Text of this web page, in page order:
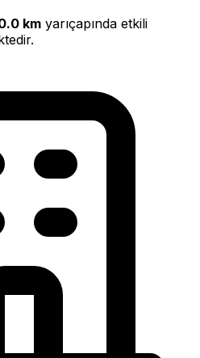
km yarıçapında etkili